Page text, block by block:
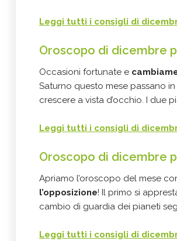
Leggi tutti i consigli di
Oroscopo di dicembre
Occasioni fortunate e
Saturno questo mese passano
crescere a vista d’occhio. I due
Leggi tutti i consigli di
Oroscopo di dicembre
Apriamo l’oroscopo del mese
l’opposizione! Il primo si
cambio di guardia dei pianeti
Leggi tutti i consigli di